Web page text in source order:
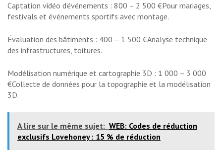
Captation vidéo d’événements : 800 – 2 500 €Pour mariages,
festivals et événements sportifs avec montage.
Évaluation des bâtiments : 400 – 1 500 €Analyse technique
des infrastructures, toitures.
Modélisation numérique et cartographie 3D : 1 000 – 3 000
€Collecte de données pour la topographie et la modélisation
3D.
A lire sur le même sujet: WEB: Codes de réduction
exclusifs Lovehoney : 15 % de réduction